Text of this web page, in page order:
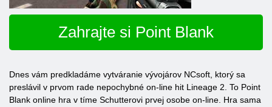
Zahrajte si Point Blank
Dnes vám predkladáme vytváranie vývojárov NCsoft, ktorý sa
preslávil v prvom rade nepochybné on-line hit Lineage 2. To Point
Blank online hra v tíme Schutterovi prvej osobe on-line. Hra sama